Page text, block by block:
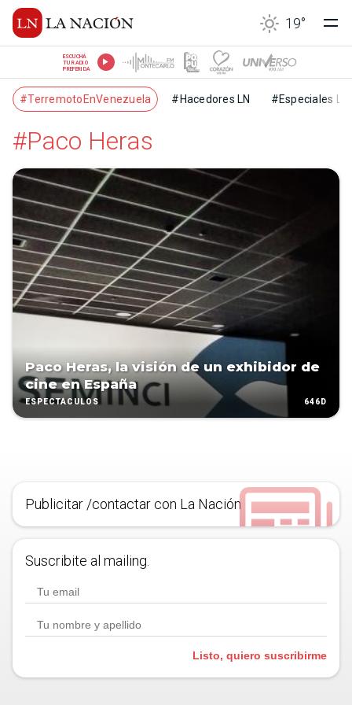
19°
ESCUCHÁ
TU RADIO
PREFERIDA
#TerremotoEnVenezuela #Hacedores LN #Especiales LN
#Paco Heras
Paco Heras, la visión de un exhibidor de
cine en España
ESPECTÁCULOS 646D
Publicitar /contactar con La Nación
Suscribite al mailing.
Listo, quiero suscribirme